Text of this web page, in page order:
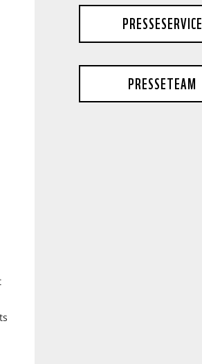
PRESSESERVICE
PRESSETEAM